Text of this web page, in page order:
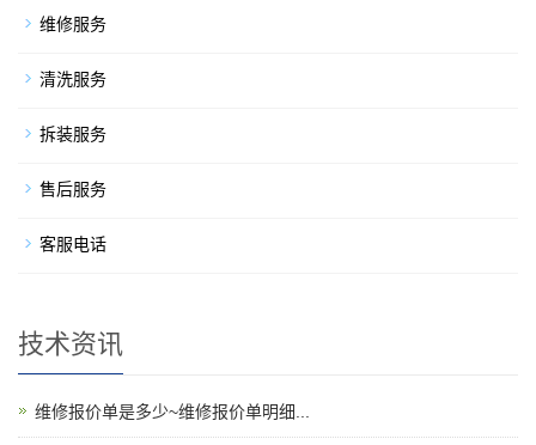
维修服务
清洗服务
拆装服务
售后服务
客服电话
技术资讯
维修报价单是多少~维修报价单明细...